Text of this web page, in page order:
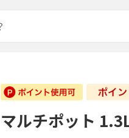
マルチポット